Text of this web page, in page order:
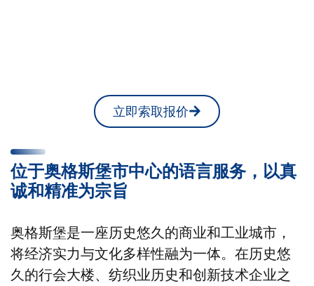
立即索取报价
位于奥格斯堡市中心的语言服务，以真
诚和精准为宗旨
奥格斯堡是一座历史悠久的商业和工业城市，
将经济实力与文化多样性融为一体。在历史悠
久的行会大楼、纺织业历史和创新技术企业之